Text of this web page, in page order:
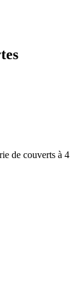
de couverts à 4